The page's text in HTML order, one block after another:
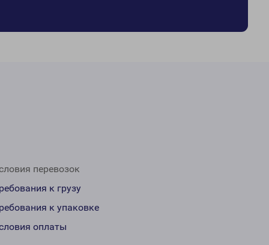
перевозок
к грузу
к упаковке
оплаты